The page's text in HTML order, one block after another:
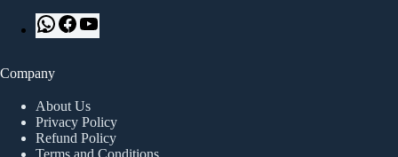
Company
About Us
Privacy Policy
Refund Policy